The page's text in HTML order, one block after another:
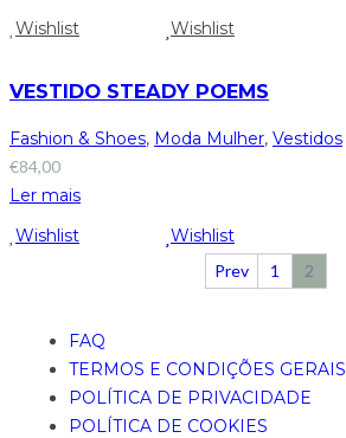
Wishlist
Wishlist
VESTIDO STEADY POEMS
Fashion & Shoes, Moda Mulher, Vestidos
€84,00
Ler mais
Wishlist
Wishlist
Prev 1 2
FAQ
TERMOS E CONDIÇÕES GERAIS
POLÍTICA DE PRIVACIDADE
POLÍTICA DE COOKIES